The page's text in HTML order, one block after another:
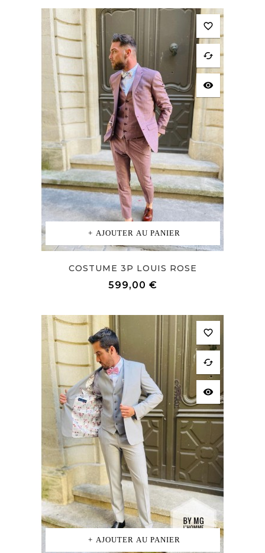
AJOUTER AU PANIER
favorite_border
cached
visibility
COSTUME 3P LOUIS ROSE
599,00 €Prix
AJOUTER AU PANIER
favorite_border
cached
visibility